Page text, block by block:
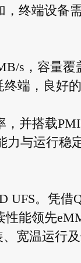
终端设备
s，容量
端，良好
并搭载
与运行稳定
。凭借
能领先
宽温运行